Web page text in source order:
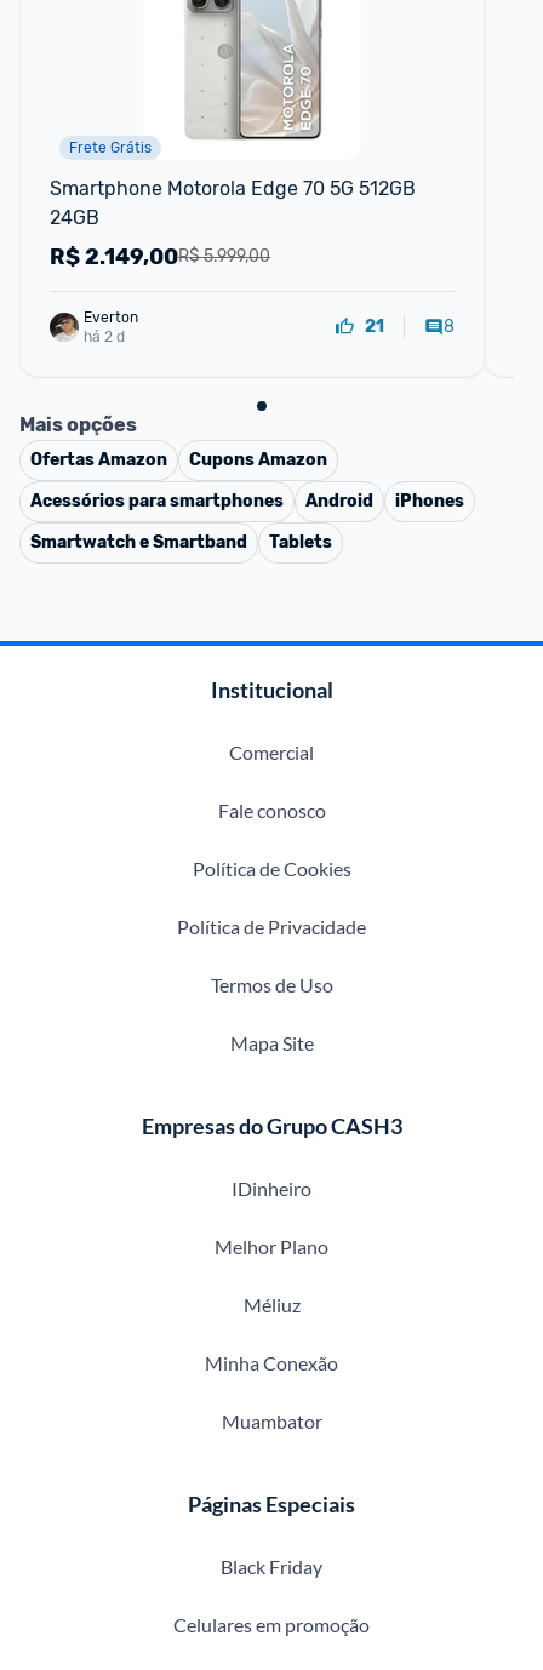
Frete Grátis
Smartphone Motorola Edge 70 5G 512GB
24GB
R$ 5.999,00
R$2.149,00
Everton
há 2 d
21 8
Mais opções
OfertasAmazon CuponsAmazon
Acessórios para smartphones
Android
iPhones
Smartwatch e Smartband
Tablets
Institucional
Comercial
Fale conosco
Política de Cookies
Política de Privacidade
Termos de Uso
Mapa Site
Empresas do Grupo CASH3
IDinheiro
Melhor Plano
Méliuz
Minha Conexão
Muambator
Páginas Especiais
Black Friday
Celulares em promoção